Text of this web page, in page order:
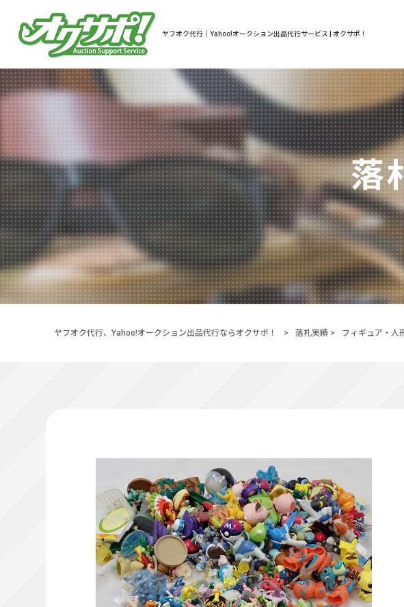
ヤフオク代行｜Yahoo!オークション出品代行サービス | オクサポ！
落
ヤフオク代行、Yahoo!オークション出品代行ならオクサポ！ > 落札実績 > フィギュア・人